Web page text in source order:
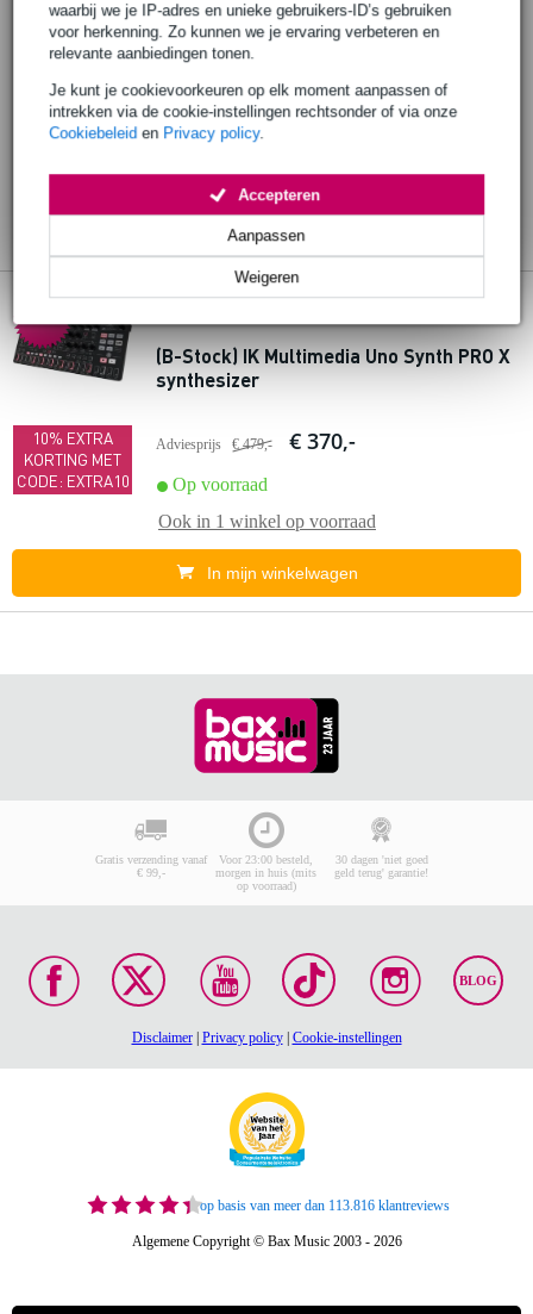
waarbij we je IP-adres en unieke gebruikers-ID’s gebruiken
voor herkenning. Zo kunnen we je ervaring verbeteren en
relevante aanbiedingen tonen.
Je kunt je cookievoorkeuren op elk moment aanpassen of
intrekken via de cookie-instellingen rechtsonder of via onze
Cookiebeleid en Privacy policy.
Weigeren
Aanpassen
Accepteren
10% EXTRA
KORTING MET
CODE: EXTRA10
4 reviews
(B-Stock) IK Multimedia Uno Synth PRO X
synthesizer
Adviesprijs € 479,- € 370,-
Op voorraad
Ook in 1 winkel op voorraad
In mijn winkelwagen
Gratis verzending vanaf
€ 99,-
Voor 23:00 besteld,
morgen in huis (mits
op voorraad)
30 dagen 'niet goed
geld terug' garantie!
BLOG
Disclaimer| Privacy policy| Cookie-instellingen
op basis van meer dan 113.816 klantreviews
Algemene Copyright © Bax Music 2003 - 2026